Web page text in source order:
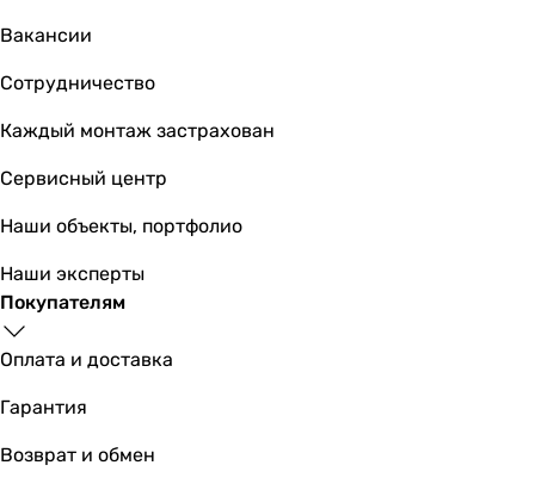
Вакансии
Сотрудничество
Каждый монтаж застрахован
Сервисный центр
Наши объекты, портфолио
Наши эксперты
Покупателям
Оплата и доставка
Гарантия
Возврат и обмен